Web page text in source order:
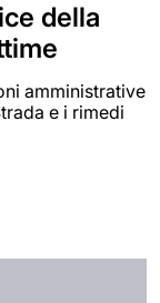
della
amministrative
e i rimedi